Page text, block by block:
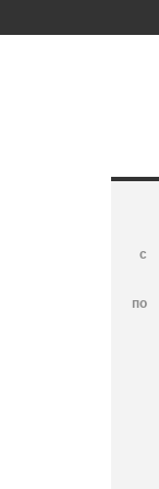
с
по